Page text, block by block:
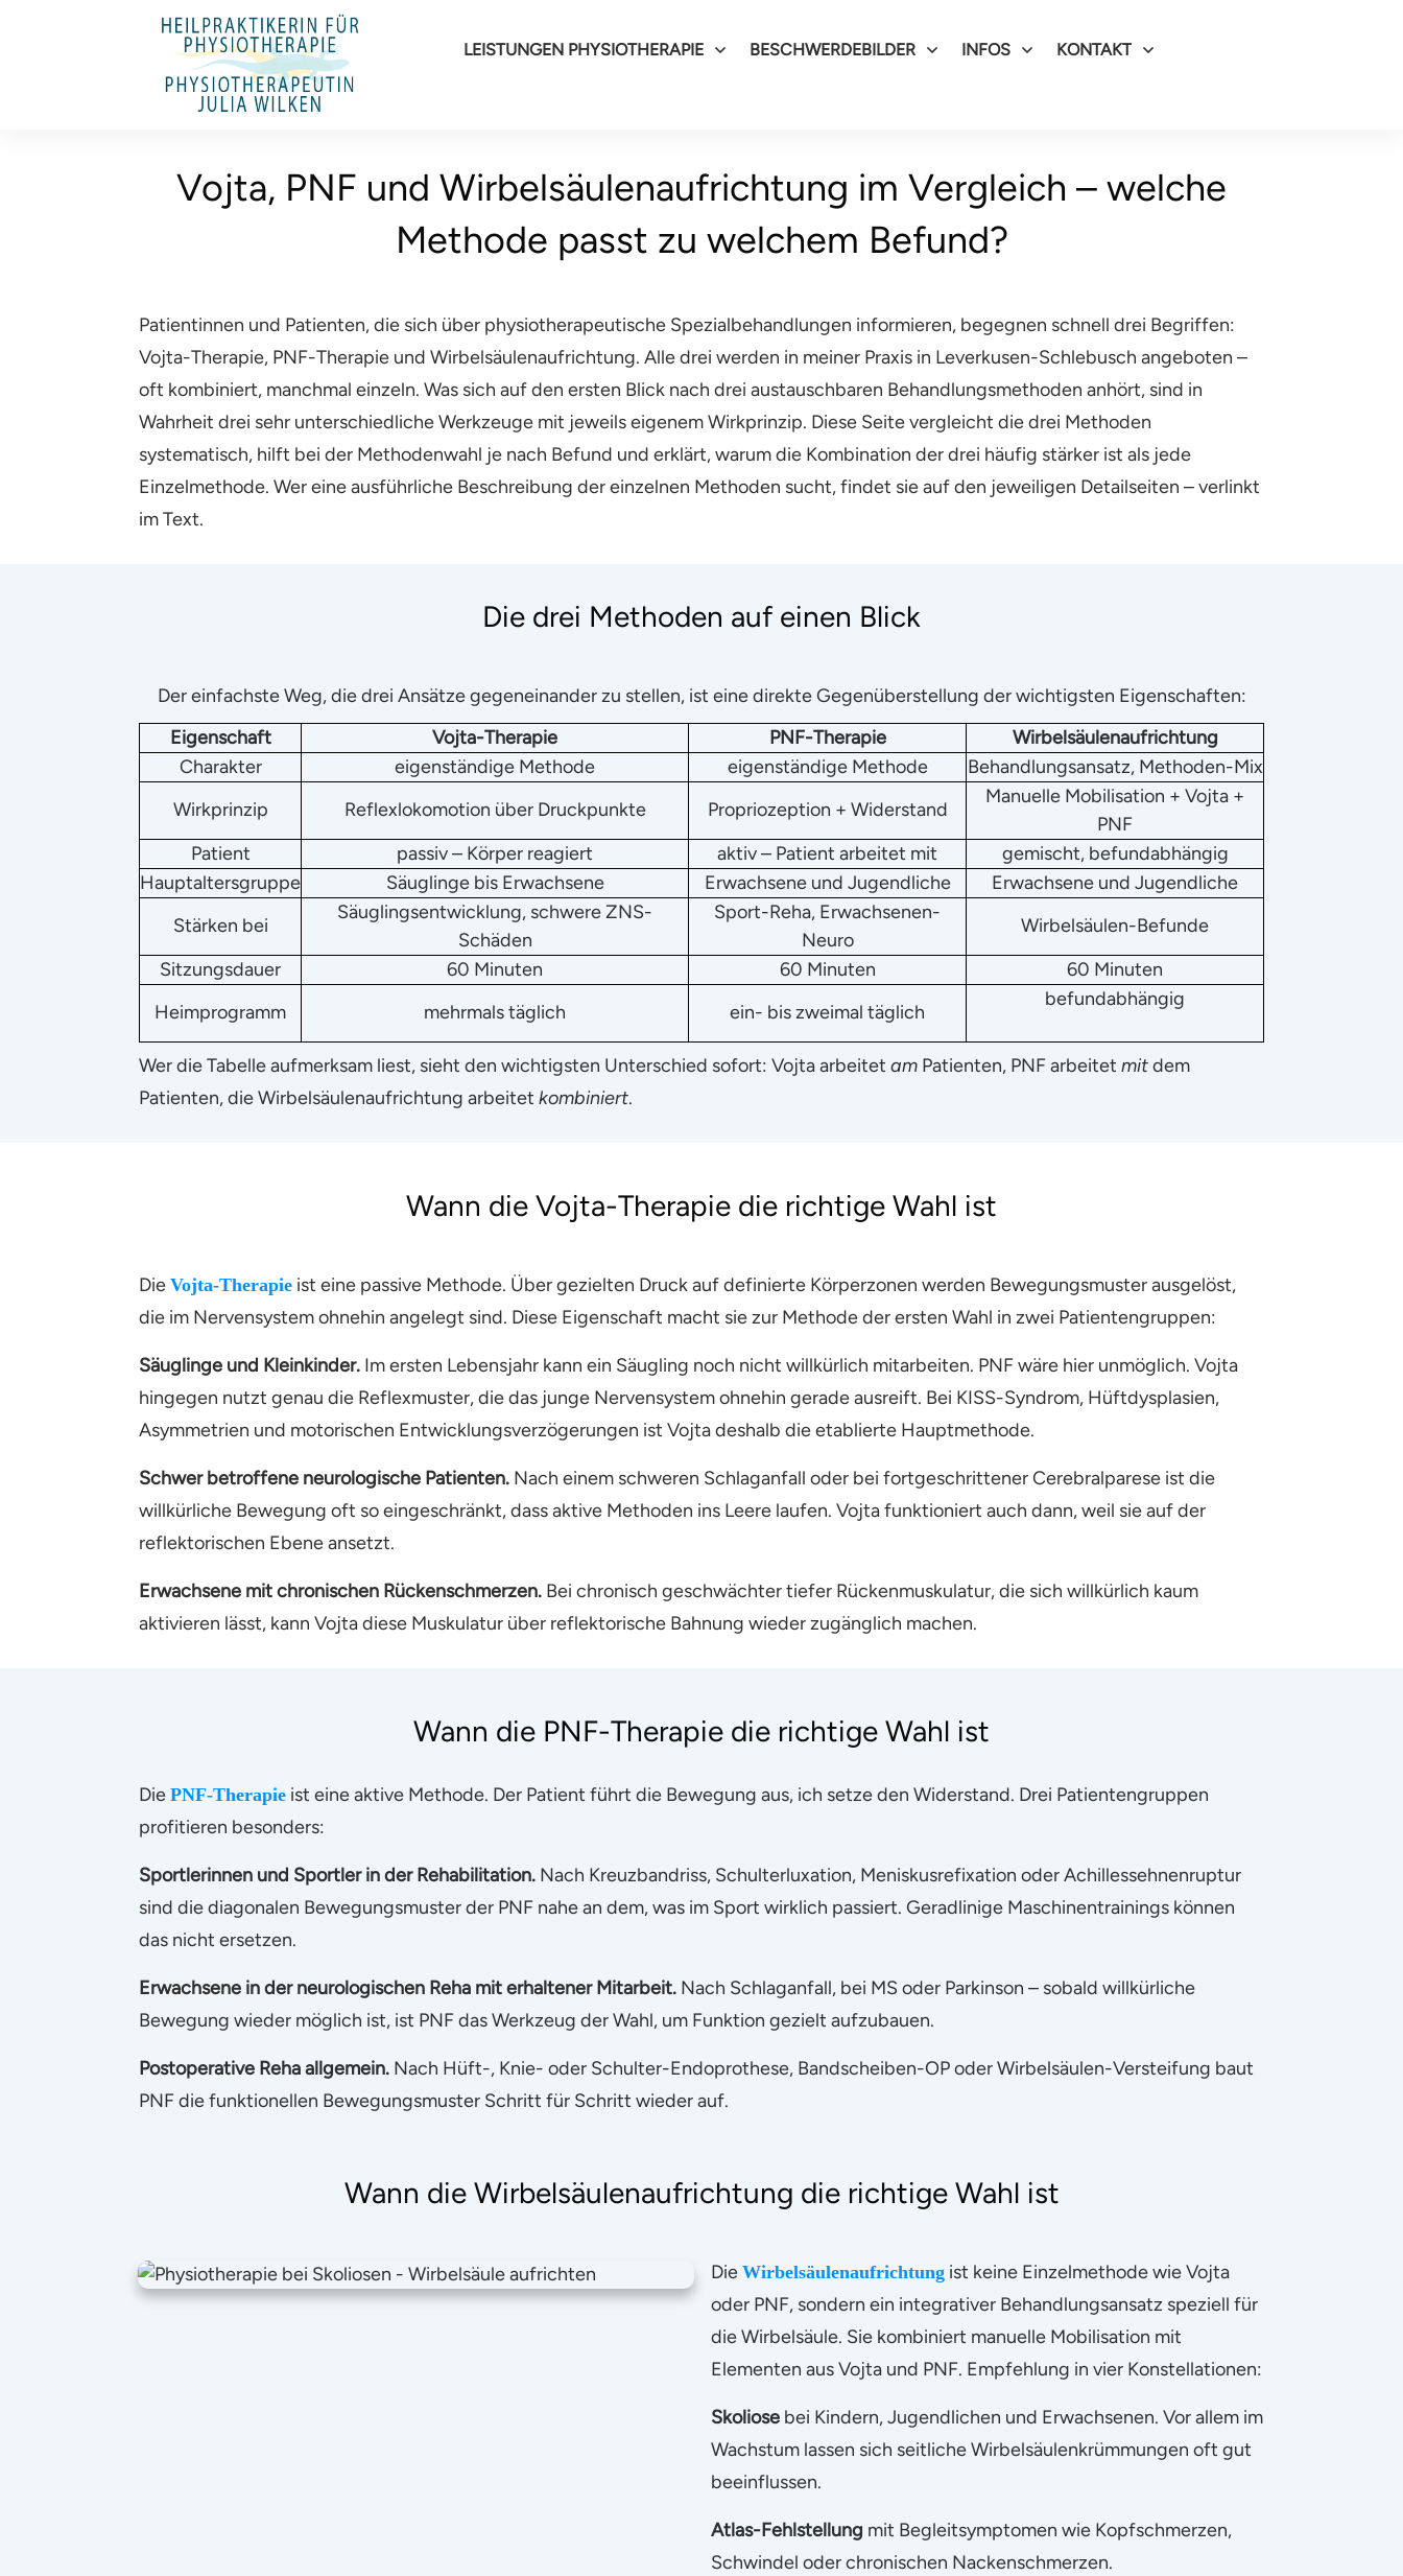
LEISTUNGEN PHYSIOTHERAPIE BESCHWERDEBILDER INFOS KONTAKT
Vojta, PNF und Wirbelsäulenaufrichtung im Vergleich – welche
Methode passt zu welchem Befund?
Patientinnen und Patienten, die sich über physiotherapeutische Spezialbehandlungen informieren, begegnen schnell drei Begriffen:
Vojta-Therapie, PNF-Therapie und Wirbelsäulenaufrichtung. Alle drei werden in meiner Praxis in Leverkusen-Schlebusch angeboten –
oft kombiniert, manchmal einzeln. Was sich auf den ersten Blick nach drei austauschbaren Behandlungsmethoden anhört, sind in
Wahrheit drei sehr unterschiedliche Werkzeuge mit jeweils eigenem Wirkprinzip. Diese Seite vergleicht die drei Methoden
systematisch, hilft bei der Methodenwahl je nach Befund und erklärt, warum die Kombination der drei häufig stärker ist als jede
Einzelmethode. Wer eine ausführliche Beschreibung der einzelnen Methoden sucht, findet sie auf den jeweiligen Detailseiten – verlinkt
im Text.
Die drei Methoden auf einen Blick
Der einfachste Weg, die drei Ansätze gegeneinander zu stellen, ist eine direkte Gegenüberstellung der wichtigsten Eigenschaften:
Eigenschaft
Vojta-Therapie PNF-Therapie
Wirbelsäulenaufrichtung
Charakter
eigenständige Methode eigenständige Methode
Behandlungsansatz, Methoden-Mix
Wirkprinzip
Reflexlokomotion über Druckpunkte Propriozeption + Widerstand
Manuelle Mobilisation + Vojta +
PNF
Patient
passiv – Körper reagiert aktiv – Patient arbeitet mit
gemischt, befundabhängig
Hauptaltersgruppe
Säuglinge bis Erwachsene Erwachsene und Jugendliche
Erwachsene und Jugendliche
Stärken bei
Säuglingsentwicklung, schwere ZNS-
Schäden
Sport-Reha, Erwachsenen-
Neuro
Wirbelsäulen-Befunde
Sitzungsdauer
60 Minuten 60 Minuten
60 Minuten
Heimprogramm
mehrmals täglich ein- bis zweimal täglich
befundabhängig
Wer die Tabelle aufmerksam liest, sieht den wichtigsten Unterschied sofort: Vojta arbeitet am Patienten, PNF arbeitet mitdem
Patienten, die Wirbelsäulenaufrichtung arbeitet kombiniert.
Wann die Vojta-Therapie die richtige Wahl ist
Die Vojta-Therapie ist eine passive Methode. Über gezielten Druck auf definierte Körperzonen werden Bewegungsmuster ausgelöst,
die im Nervensystem ohnehin angelegt sind. Diese Eigenschaft macht sie zur Methode der ersten Wahl in zwei Patientengruppen:
Säuglinge und Kleinkinder. Im ersten Lebensjahr kann ein Säugling noch nicht willkürlich mitarbeiten. PNF wäre hier unmöglich. Vojta
hingegen nutzt genau die Reflexmuster, die das junge Nervensystem ohnehin gerade ausreift. Bei KISS-Syndrom, Hüftdysplasien,
Asymmetrien und motorischen Entwicklungsverzögerungen ist Vojta deshalb die etablierte Hauptmethode.
Schwer betroffene neurologische Patienten. Nach einem schweren Schlaganfall oder bei fortgeschrittener Cerebralparese ist die
willkürliche Bewegung oft so eingeschränkt, dass aktive Methoden ins Leere laufen. Vojta funktioniert auch dann, weil sie auf der
reflektorischen Ebene ansetzt.
Erwachsene mit chronischen Rückenschmerzen. Bei chronisch geschwächter tiefer Rückenmuskulatur, die sich willkürlich kaum
aktivieren lässt, kann Vojta diese Muskulatur über reflektorische Bahnung wieder zugänglich machen.
Wann die PNF-Therapie die richtige Wahl ist
Die PNF-Therapie ist eine aktive Methode. Der Patient führt die Bewegung aus, ich setze den Widerstand. Drei Patientengruppen
profitieren besonders:
Sportlerinnen und Sportler in der Rehabilitation. Nach Kreuzbandriss, Schulterluxation, Meniskusrefixation oder Achillessehnenruptur
sind die diagonalen Bewegungsmuster der PNF nahe an dem, was im Sport wirklich passiert. Geradlinige Maschinentrainings können
das nicht ersetzen.
Erwachsene in der neurologischen Reha mit erhaltener Mitarbeit. Nach Schlaganfall, bei MS oder Parkinson – sobald willkürliche
Bewegung wieder möglich ist, ist PNF das Werkzeug der Wahl, um Funktion gezielt aufzubauen.
Postoperative Reha allgemein. Nach Hüft-, Knie- oder Schulter-Endoprothese, Bandscheiben-OP oder Wirbelsäulen-Versteifung baut
PNF die funktionellen Bewegungsmuster Schritt für Schritt wieder auf.
Wann die Wirbelsäulenaufrichtung die richtige Wahl ist
Die Wirbelsäulenaufrichtungist keine Einzelmethode wie Vojta
oder PNF, sondern ein integrativer Behandlungsansatz speziell für
die Wirbelsäule. Sie kombiniert manuelle Mobilisation mit
Elementen aus Vojta und PNF. Empfehlung in vier Konstellationen:
Skoliosebei Kindern, Jugendlichen und Erwachsenen. Vor allem im
Wachstum lassen sich seitliche Wirbelsäulenkrümmungen oft gut
beeinflussen.
Atlas-Fehlstellung mit Begleitsymptomen wie Kopfschmerzen,
Schwindel oder chronischen Nackenschmerzen.